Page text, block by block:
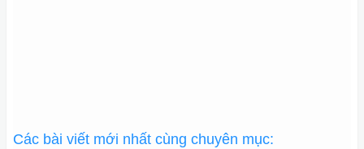
Các bài viết mới nhất cùng chuyên mục: